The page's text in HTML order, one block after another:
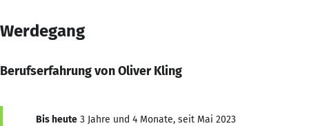
Werdegang
Berufserfahrung von Oliver Kling
Bis heute 3 Jahre und 4 Monate, seit Mai 2023